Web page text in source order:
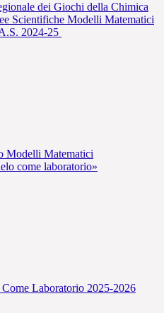
dei Giochi della Chimica
Scientifiche Modelli Matematici
2024-25
Modelli Matematici
come laboratorio»
Laboratorio 2025-2026